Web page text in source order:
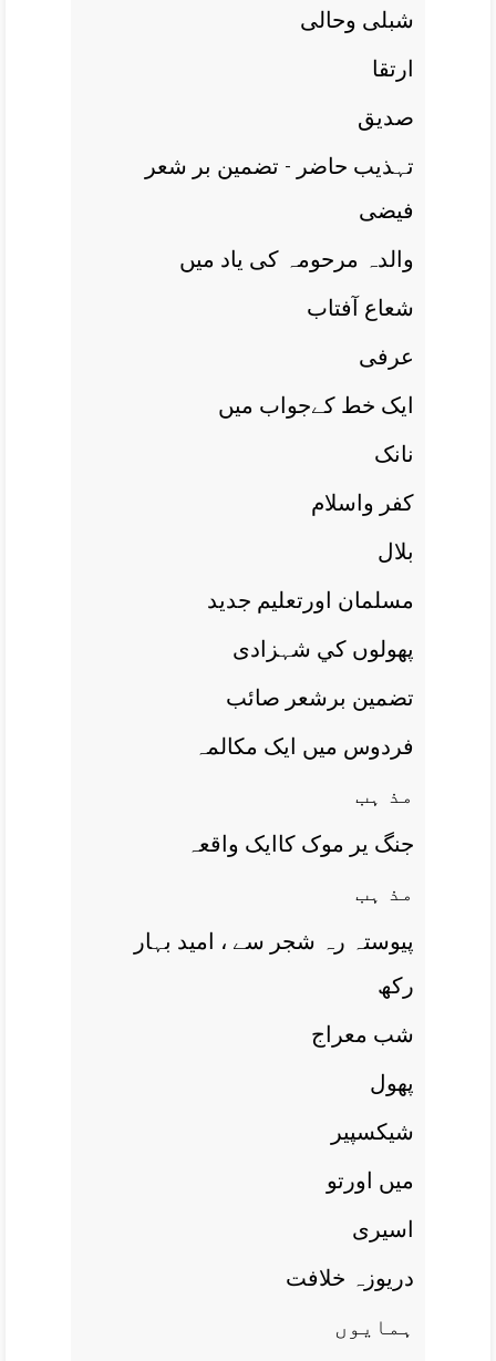
شبلی وحالی
ارتقا
صديق
تہذيب حاضر - تضمين بر شعر
فيضی
والدہ مرحومہ کی ياد ميں
شعاع آفتاب
عرفی
ايک خط کےجواب ميں
نانک
کفر واسلام
بلال
مسلمان اورتعليم جديد
پھولوں کي شہزادی
تضمين برشعر صائب
فردوس ميں ايک مکالمہ
مذ ہب
جنگ ير موک کاايک واقعہ
مذ ہب
پيوستہ رہ شجر سے ، اميد بہار
رکھ
شب معراج
پھول
شيکسپير
ميں اورتو
اسيری
دريوزہ خلافت
ہمايوں